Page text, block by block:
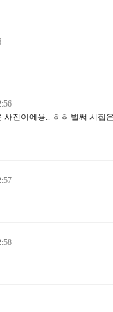
진이에용.. ㅎㅎ 벌써 시집